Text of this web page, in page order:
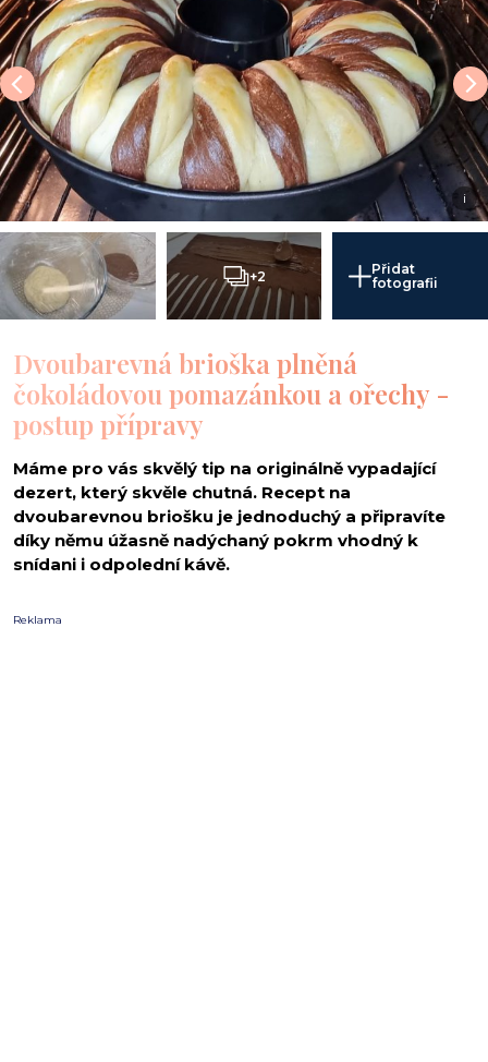
i
+2
Přidat
fotografii
Dvoubarevná brioška plněná
čokoládovou pomazánkou a ořechy -
postup přípravy
Máme pro vás skvělý tip na originálně vypadající
dezert, který skvěle chutná. Recept na
dvoubarevnou briošku je jednoduchý a připravíte
díky němu úžasně nadýchaný pokrm vhodný k
snídani i odpolední kávě.
Reklama